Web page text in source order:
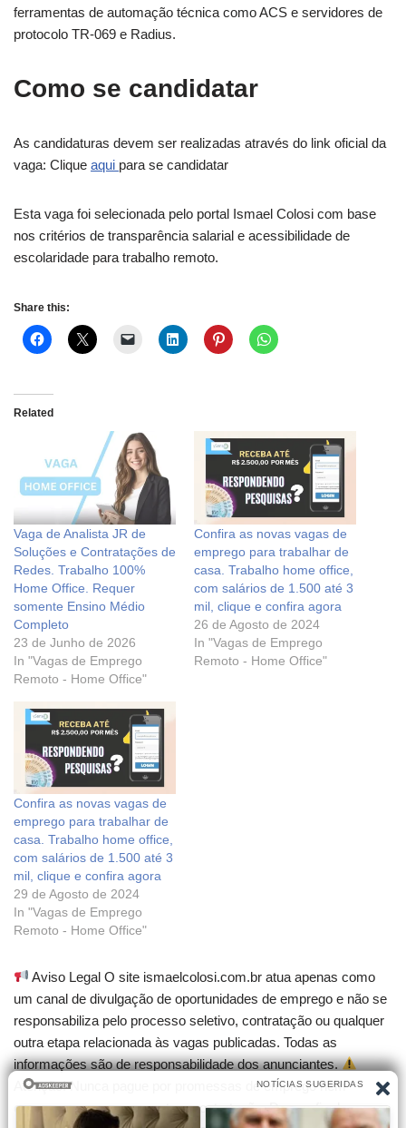
ferramentas de automação técnica como ACS e servidores de
protocolo TR-069 e Radius.
Como se candidatar
As candidaturas devem ser realizadas através do link oficial da
vaga: Clique aqui para se candidatar
Esta vaga foi selecionada pelo portal Ismael Colosi com base
nos critérios de transparência salarial e acessibilidade de
escolaridade para trabalho remoto.
Share this:
Related
Vaga de Analista JR de
Soluções e Contratações de
Redes. Trabalho 100%
Home Office. Requer
somente Ensino Médio
Completo
23 de Junho de 2026
In "Vagas de Emprego
Remoto - Home Office"
Confira as novas vagas de
emprego para trabalhar de
casa. Trabalho home office,
com salários de 1.500 até 3
mil, clique e confira agora
26 de Agosto de 2024
In "Vagas de Emprego
Remoto - Home Office"
Confira as novas vagas de
emprego para trabalhar de
casa. Trabalho home office,
com salários de 1.500 até 3
mil, clique e confira agora
29 de Agosto de 2024
In "Vagas de Emprego
Remoto - Home Office"
Aviso Legal O site ismaelcolosi.com.br atua apenas como
um canal de divulgação de oportunidades de emprego e não se
responsabiliza pelo processo seletivo, contratação ou qualquer
outra etapa relacionada às vagas publicadas. Todas as
informações são de responsabilidade dos anunciantes.
Atenção! Nunca pague por promessas de emprego nem
compre cursos que garantam contratação. Desconfie de